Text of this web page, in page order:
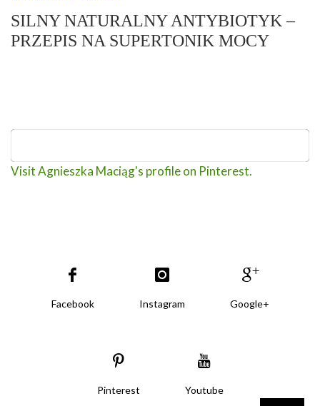
SILNY NATURALNY ANTYBIOTYK –
PRZEPIS NA SUPERTONIK MOCY
Visit Agnieszka Maciąg's profile on Pinterest.
Facebook Instagram Google+
Pinterest Youtube